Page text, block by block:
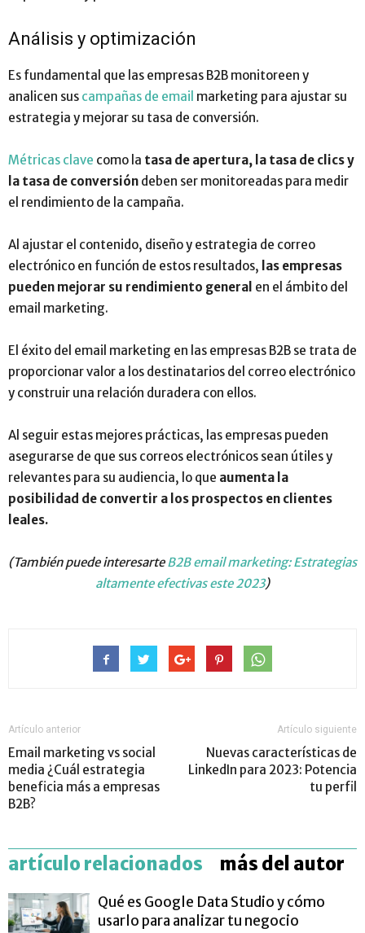
Análisis y optimización
Es fundamental que las empresas B2B monitoreen y
analicen sus campañas de email marketing para ajustar su
estrategia y mejorar su tasa de conversión.
Métricas clave como la tasa de apertura, la tasa de clics y
la tasa de conversión deben ser monitoreadas para medir
el rendimiento de la campaña.
Al ajustar el contenido, diseño y estrategia de correo
electrónico en función de estos resultados, las empresas
pueden mejorar su rendimiento general en el ámbito del
email marketing.
El éxito del email marketing en las empresas B2B se trata de
proporcionar valor a los destinatarios del correo electrónico
y construir una relación duradera con ellos.
Al seguir estas mejores prácticas, las empresas pueden
asegurarse de que sus correos electrónicos sean útiles y
relevantes para su audiencia, lo que aumenta la
posibilidad de convertir a los prospectos en clientes
leales.
(También puede interesarteB2B email marketing: Estrategias
altamente efectivas este 2023)
Artículo anterior
Email marketing vs social
media ¿Cuál estrategia
beneficia más a empresas
B2B?
Artículo siguiente
Nuevas características de
LinkedIn para 2023: Potencia
tu perfil
artículo relacionados más del autor
Qué es Google Data Studio y cómo
usarlo para analizar tu negocio